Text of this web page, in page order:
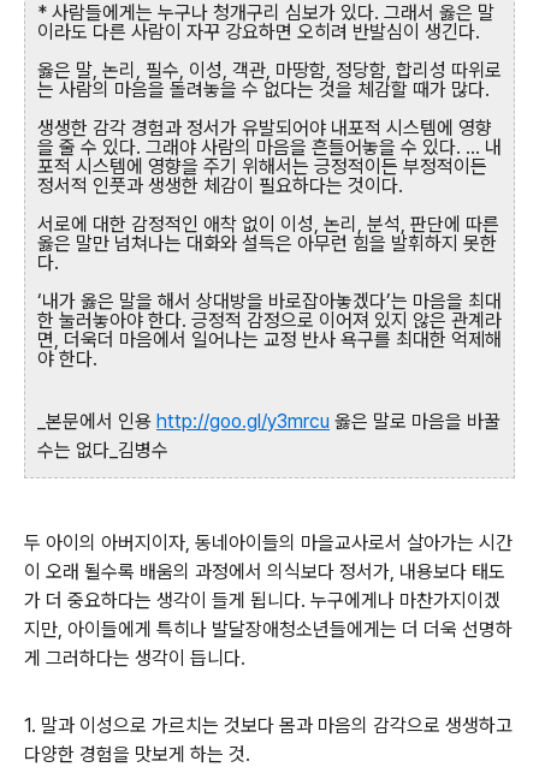
* 사람들에게는 누구나 청개구리 심보가 있다. 그래서 옳은 말
이라도 다른 사람이 자꾸 강요하면 오히려 반발심이 생긴다.
옳은 말, 논리, 필수, 이성, 객관, 마땅함, 정당함, 합리성 따위로
는 사람의 마음을 돌려놓을 수 없다는 것을 체감할 때가 많다.
생생한 감각 경험과 정서가 유발되어야 내포적 시스템에 영향
을 줄 수 있다. 그래야 사람의 마음을 흔들어놓을 수 있다. ... 내
포적 시스템에 영향을 주기 위해서는 긍정적이든 부정적이든
정서적 인풋과 생생한 체감이 필요하다는 것이다.
서로에 대한 감정적인 애착 없이 이성, 논리, 분석, 판단에 따른
옳은 말만 넘쳐나는 대화와 설득은 아무런 힘을 발휘하지 못한
다.
‘내가 옳은 말을 해서 상대방을 바로잡아놓겠다’는 마음을 최대
한 눌러놓아야 한다. 긍정적 감정으로 이어져 있지 않은 관계라
면, 더욱더 마음에서 일어나는 교정 반사 욕구를 최대한 억제해
야 한다.
_본문에서 인용 http://goo.gl/y3mrcu 옳은 말로 마음을 바꿀
수는 없다_김병수
두 아이의 아버지이자, 동네아이들의 마을교사로서 살아가는 시간
이 오래 될수록 배움의 과정에서 의식보다 ‎정서가, 내용보다 ‎태도
가 더 중요하다는 생각이 들게 됩니다. 누구에게나 마찬가지이겠
지만, 아이들에게 특히나 발달장애청소년들에게는 더 더욱 선명하
게 그러하다는 생각이 듭니다.
1. 말과 이성으로 가르치는 것보다 몸과 마음의 감각으로 생생하고
다양한 경험을 맛보게 하는 것.